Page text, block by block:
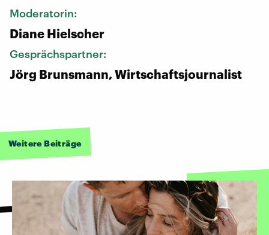
Moderatorin:
Diane Hielscher
Gesprächspartner:
Jörg Brunsmann, Wirtschaftsjournalist
Weitere Beiträge